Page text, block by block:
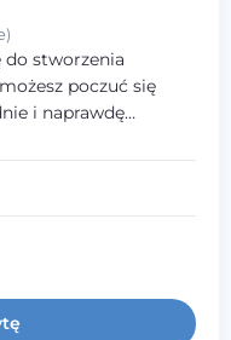
do stworzenia
poczuć się
i naprawdę
mi na
do większego
poznania siebie oraz
i
- zarówno z
sobą. Możliwość
traktuję jako